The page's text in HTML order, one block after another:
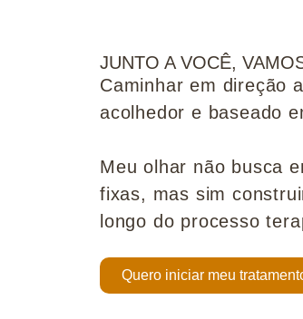
JUNTO A VOCÊ,
Caminhar em direção
acolhedor e baseado
Meu olhar não busca
fixas, mas sim
longo do processo
Quero iniciar meu